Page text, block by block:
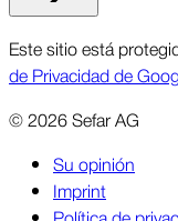
Este sitio está
de Privacidad de
©2026Sefar AG
Su opinión
Imprint